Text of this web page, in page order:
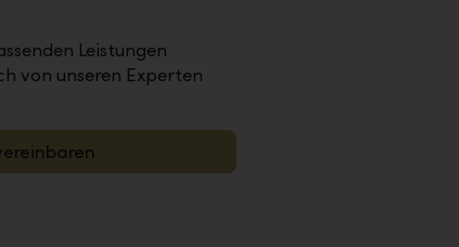
Leistungen
von unseren Experten